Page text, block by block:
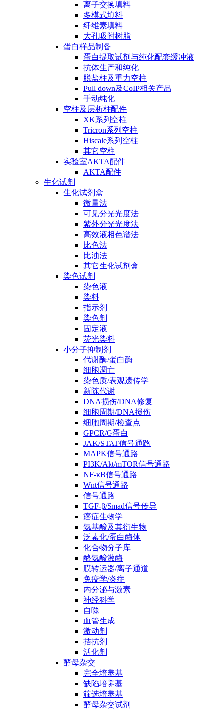
离子交换填料
多模式填料
纤维素填料
大孔吸附树脂
蛋白样品制备
蛋白提取试剂与纯化配套缓冲液
抗体生产和纯化
脱盐柱及重力空柱
Pull down及CoIP相关产品
手动纯化
空柱及层析柱配件
XK系列空柱
Tricron系列空柱
Hiscale系列空柱
其它空柱
实验室AKTA配件
AKTA配件
生化试剂
生化试剂盒
微量法
可见分光光度法
紫外分光光度法
高效液相色谱法
比色法
比浊法
其它生化试剂盒
染色试剂
染色液
染料
指示剂
染色剂
固定液
荧光染料
小分子抑制剂
代谢酶/蛋白酶
细胞凋亡
染色质/表观遗传学
新陈代谢
DNA损伤/DNA修复
细胞周期/DNA损伤
细胞周期/检查点
GPCR/G蛋白
JAK/STAT信号通路
MAPK信号通路
PI3K/Akt/mTOR信号通路
NF-κB信号通路
Wnt信号通路
信号通路
TGF-β/Smad信号传导
癌症生物学
氨基酸及其衍生物
泛素化/蛋白酶体
化合物分子库
酪氨酸激酶
膜转运器/离子通道
免疫学/炎症
内分泌与激素
神经科学
自噬
血管生成
激动剂
拮抗剂
活化剂
酵母杂交
完全培养基
缺陷培养基
筛选培养基
酵母杂交试剂